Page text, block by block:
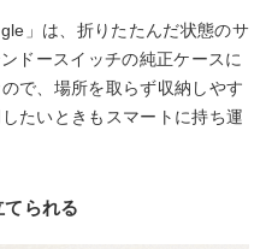
」は、折りたたんだ状態のサ
ドースイッチの純正ケースに
で、場所を取らず収納しやす
たいときもスマートに持ち運
られる